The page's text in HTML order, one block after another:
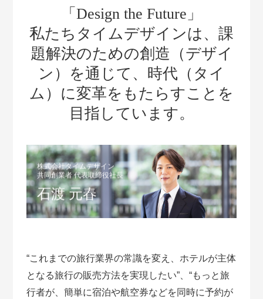
「Design the Future」
私たちタイムデザインは、課
題解決のための創造（デザイ
ン）を通じて、時代（タイ
ム）に変革をもたらすことを
目指しています。
株式会社タイムデザイン
共同創業者 代表取締役社長
石渡 元春
“これまでの旅行業界の常識を変え、ホテルが主体
となる旅行の販売方法を実現したい”、“もっと旅
行者が、簡単に宿泊や航空券などを同時に予約が